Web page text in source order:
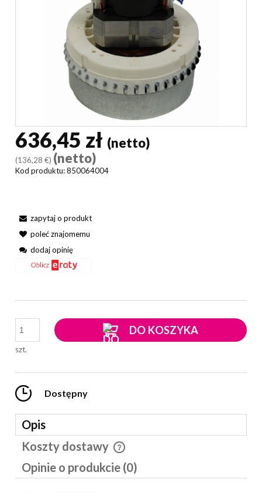
636,45 zł (netto)
(136,28 €) (netto)
Kod produktu:850064004
zapytaj o produkt
poleć znajomemu
dodaj opinię
szt.
DO KOSZYKA
Dostępny
Opis
Koszty dostawy
Cena nie zawiera ewentualnych kosztów płatności
Opinie o produkcie (0)